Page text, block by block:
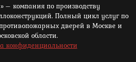
– компания по производству
Полный цикл услуг по
дверей в Москве и
области.
конфиденциальности